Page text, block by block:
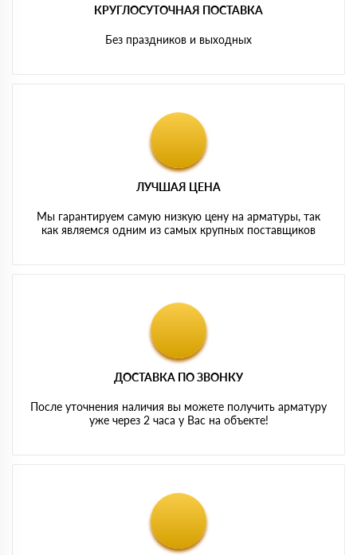
КРУГЛОСУТОЧНАЯ ПОСТАВКА
Без праздников и выходных
ЛУЧШАЯ ЦЕНА
Мы гарантируем самую низкую цену на арматуры, так
как являемся одним из самых крупных поставщиков
ДОСТАВКА ПО ЗВОНКУ
После уточнения наличия вы можете получить арматуру
уже через 2 часа у Вас на объекте!